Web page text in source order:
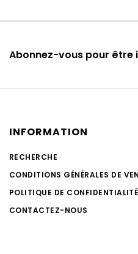
Abonnez-vous pour être
INFORMATION
RECHERCHE
CONDITIONS GÉNÉRALES DE
POLITIQUE DE CONFIDENTIALITÉ
CONTACTEZ-NOUS